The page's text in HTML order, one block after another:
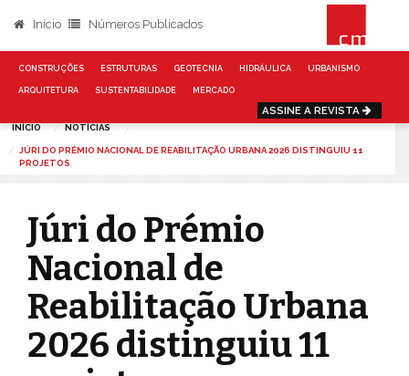
Início Números Publicados
CONSTRUÇÕES ESTRUTURAS GEOTECNIA HIDRÁULICA URBANISMO
ARQUITETURA SUSTENTABILIDADE MERCADO
ASSINE A REVISTA
INÍCIO NOTÍCIAS
JÚRI DO PRÉMIO NACIONAL DE REABILITAÇÃO URBANA 2026 DISTINGUIU 11
PROJETOS
Júri do Prémio
Nacional de
Reabilitação Urbana
2026 distinguiu 11